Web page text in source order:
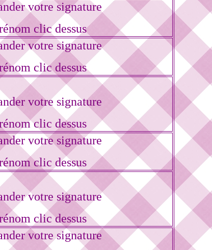
votre signature
clic dessus
votre signature
clic dessus
votre signature
clic dessus
votre signature
clic dessus
votre signature
clic dessus
votre signature